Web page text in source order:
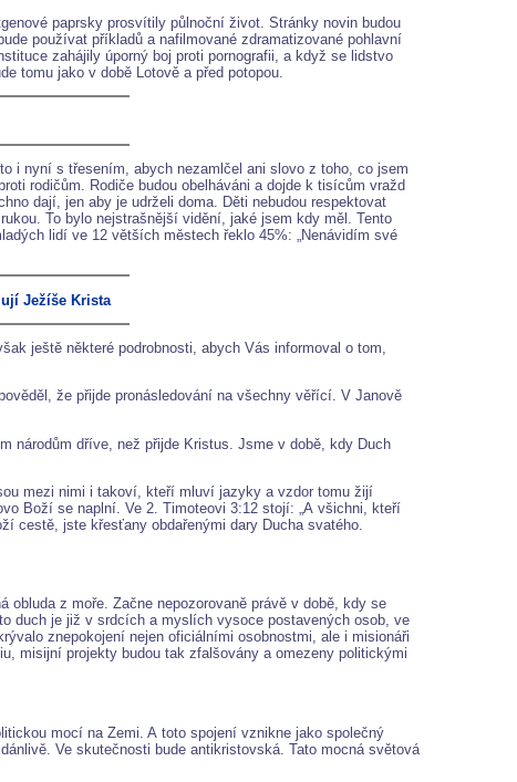
paprsky prosvítily půlnoční život. Stránky novin budou
používat příkladů a nafilmované zdramatizované pohlavní
zahájily úporný boj proti pornografii, a když se lidstvo
tomu jako v době Lotově a před potopou.
i nyní s třesením, abych nezamlčel ani slovo z toho, co jsem
rodičům. Rodiče budou obelháváni a dojde k tisícům vražd
dají, jen aby je udrželi doma. Děti nebudou respektovat
To bylo nejstrašnější vidění, jaké jsem kdy měl. Tento
lidí ve 12 větších městech řeklo 45%: „Nenávidím své
Ježíše Krista
ještě některé podrobnosti, abych Vás informoval o tom,
že přijde pronásledování na všechny věřící. V Janově
národům dříve, než přijde Kristus. Jsme v době, kdy Duch
mezi nimi i takoví, kteří mluví jazyky a vzdor tomu žijí
Boží se naplní. Ve 2. Timoteovi 3:12 stojí: „A všichni, kteří
cestě, jste křesťany obdařenými dary Ducha svatého.
z moře. Začne nepozorovaně právě v době, kdy se
duch je již v srdcích a myslích vysoce postavených osob, ve
znepokojení nejen oficiálními osobnostmi, ale i misionáři
misijní projekty budou tak zfalšovány a omezeny politickými
mocí na Zemi. A toto spojení vznikne jako společný
Ve skutečnosti bude antikristovská. Tato mocná světová